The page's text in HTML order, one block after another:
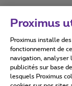
Conditions
Proximus
Proximus installe
fonctionnement de
navigation, analyser
publicités sur base
lesquels Proximus